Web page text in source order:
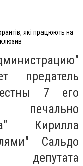
які працюють на
предатель
7 его
печально
Кирилла
Сальдо
депутата